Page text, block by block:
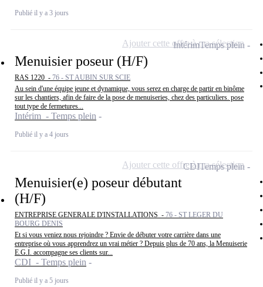
Publié il y a 3 jours
Menuisier poseur (H/F)
RAS 1220 - 76 - ST AUBIN SUR SCIE
Au sein d'une équipe jeune et dynamique, vous serez en charge de partir en binôme
sur les chantiers, afin de faire de la pose de menuiseries, chez des particuliers. pose
tout type de fermetures...
Intérim - Temps plein
Publié il y a 4 jours
IntérimTemps plein
Ajouter cette offre à ma sélection
Menuisier(e) poseur débutant
(H/F)
ENTREPRISE GENERALE D'INSTALLATIONS - 76 - ST LEGER DU
BOURG DENIS
Et si vous veniez nous rejoindre ? Envie de débuter votre carrière dans une
entreprise où vous apprendrez un vrai métier ? Depuis plus de 70 ans, la Menuiserie
E.G.I. accompagne ses clients sur...
CDI - Temps plein
Publié il y a 5 jours
CDITemps plein
Ajouter cette offre à ma sélection